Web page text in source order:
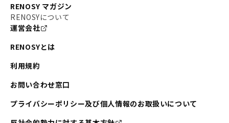
RENOSY マガジン
RENOSYについて
運営会社
RENOSYとは
利用規約
お問い合わせ窓口
プライバシーポリシー及び個人情報のお取扱いについて